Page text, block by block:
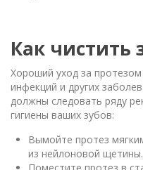
Как чистить
Хороший уход за
инфекций и других
должны следовать ряду
гигиены ваших зубов:
Вымойте протез
из нейлоновой щетины.